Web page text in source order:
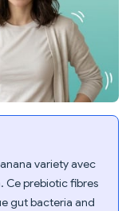
variety avec
Ce prebiotic fibres
gut bacteria and